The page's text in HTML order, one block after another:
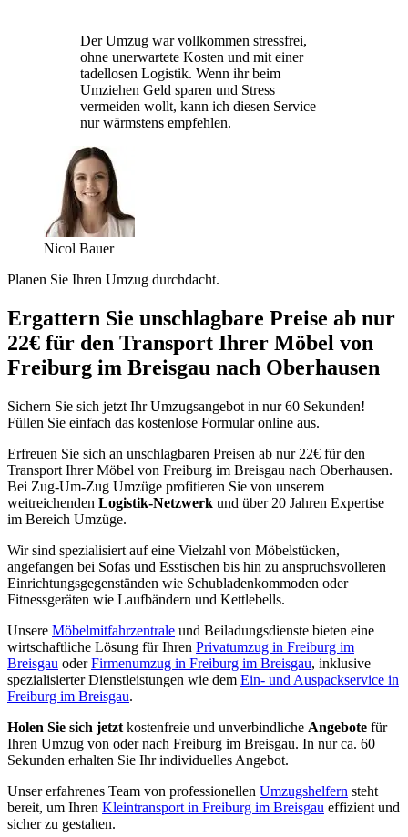
Der Umzug war vollkommen stressfrei,
ohne unerwartete Kosten und mit einer
tadellosen Logistik. Wenn ihr beim
Umziehen Geld sparen und Stress
vermeiden wollt, kann ich diesen Service
nur wärmstens empfehlen.
Nicol Bauer
Planen Sie Ihren Umzug durchdacht.
Ergattern Sie unschlagbare Preise ab nur
22€ für den Transport Ihrer Möbel von
Freiburg im Breisgau nach Oberhausen
Sichern Sie sich jetzt Ihr Umzugsangebot in nur 60 Sekunden!
Füllen Sie einfach das kostenlose Formular online aus.
Erfreuen Sie sich an unschlagbaren Preisen ab nur 22€ für den
Transport Ihrer Möbel von Freiburg im Breisgau nach Oberhausen.
Bei Zug-Um-Zug Umzüge profitieren Sie von unserem
weitreichenden Logistik-Netzwerk und über 20 Jahren Expertise
im Bereich Umzüge.
Wir sind spezialisiert auf eine Vielzahl von Möbelstücken,
angefangen bei Sofas und Esstischen bis hin zu anspruchsvolleren
Einrichtungsgegenständen wie Schubladenkommoden oder
Fitnessgeräten wie Laufbändern und Kettlebells.
Unsere Möbelmitfahrzentrale und Beiladungsdienste bieten eine
wirtschaftliche Lösung für Ihren Privatumzug in Freiburg im
Breisgau oderFirmenumzug in Freiburg im Breisgau, inklusive
spezialisierter Dienstleistungen wie dem Ein- und Auspackservice in
Freiburg im Breisgau.
Holen Sie sich jetzt kostenfreie und unverbindliche Angebote für
Ihren Umzug von oder nach Freiburg im Breisgau. In nur ca. 60
Sekunden erhalten Sie Ihr individuelles Angebot.
Unser erfahrenes Team von professionellen Umzugshelfern steht
bereit, um Ihren Kleintransport in Freiburg im Breisgau effizient und
sicher zu gestalten.